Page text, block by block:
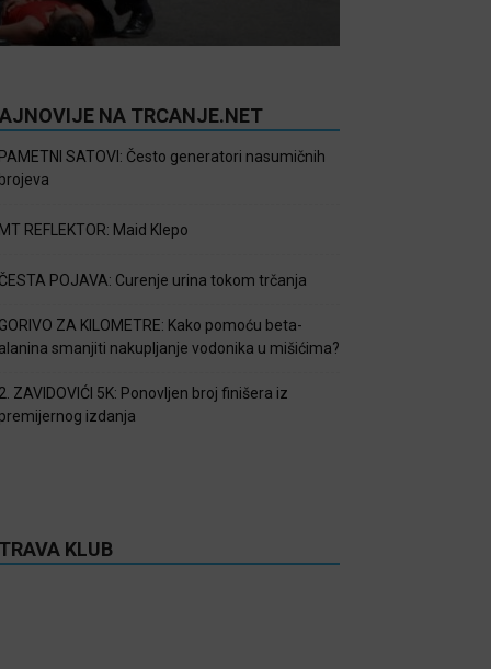
NA TRCANJE.NET
PAMETNI SATOVI: Često generatori nasumičnih
brojeva
MT REFLEKTOR: Maid Klepo
ČESTA POJAVA: Curenje urina tokom trčanja
GORIVO ZA KILOMETRE: Kako pomoću beta-
alanina smanjiti nakupljanje vodonika u mišićima?
2. ZAVIDOVIĆI 5K: Ponovljen broj finišera iz
premijernog izdanja
KLUB